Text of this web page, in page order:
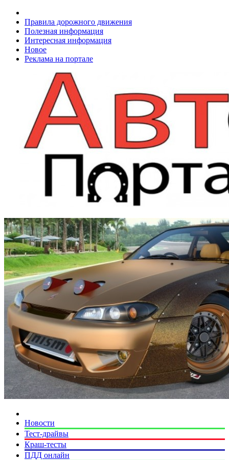
Правила дорожного движения
Полезная информация
Интересная информация
Новое
Реклама на портале
Новости
Тест-драйвы
Краш-тесты
ПДД онлайн